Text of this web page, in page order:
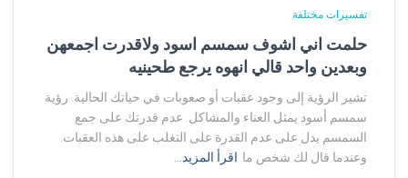
تفسيرات مختلفة
حلمت اني اشوف سمسم اسود ولاقدرت اجمعهن
وبعدين واحد قالي انهوه يرجع طحينيه
تشير الرؤية إلى وجود عقبات أو صعوبات في حياتك الحالية. رؤية
سمسم أسود يمثل العناء والمشاكل. عدم قدرتك على جمع
السمسم يدل على عدم القدرة على التغلب على هذه العقبات.
وعندما قال لك شخص ما اقرأ المزيد…